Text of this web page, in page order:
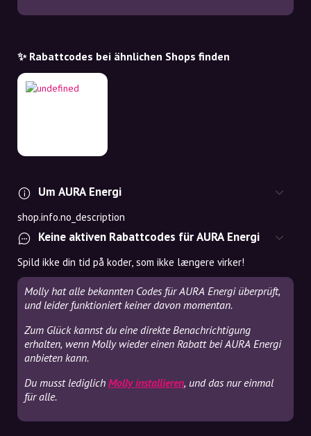
✨ Rabattcodes bei ähnlichen Shops finden
Um AURA Energi
shop.info.no_description
Keine aktiven Rabattcodes für AURA Energi
Spild ikke din tid på koder, som ikke længere virker!
Molly hat alle bekannten Codes für AURA Energi überprüft,
und leider funktioniert keiner davon momentan.
Zum Glück kannst du eine direkte Benachrichtigung
erhalten, wenn Molly wieder einen Rabatt bei AURA Energi
anbieten kann.
Du musst lediglich Molly installieren, und das nur einmal
für alle.